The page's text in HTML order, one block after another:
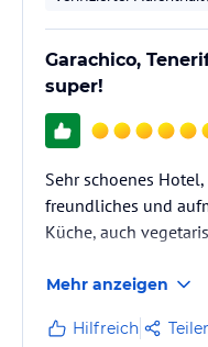
Garachico,
super!
Sehr schoenes
freundliches und
Küche, auch
Mehr anzeigen
Hilfreich